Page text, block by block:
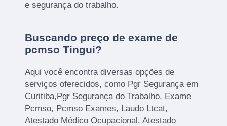
e segurança do trabalho.
Buscando preço de exame de
pcmso Tingui?
Aqui você encontra diversas opções de
serviços oferecidos, como Pgr Segurança em
Curitiba,Pgr Segurança do Trabalho, Exame
Pcmso, Pcmso Exames, Laudo Ltcat,
Atestado Médico Ocupacional, Atestado